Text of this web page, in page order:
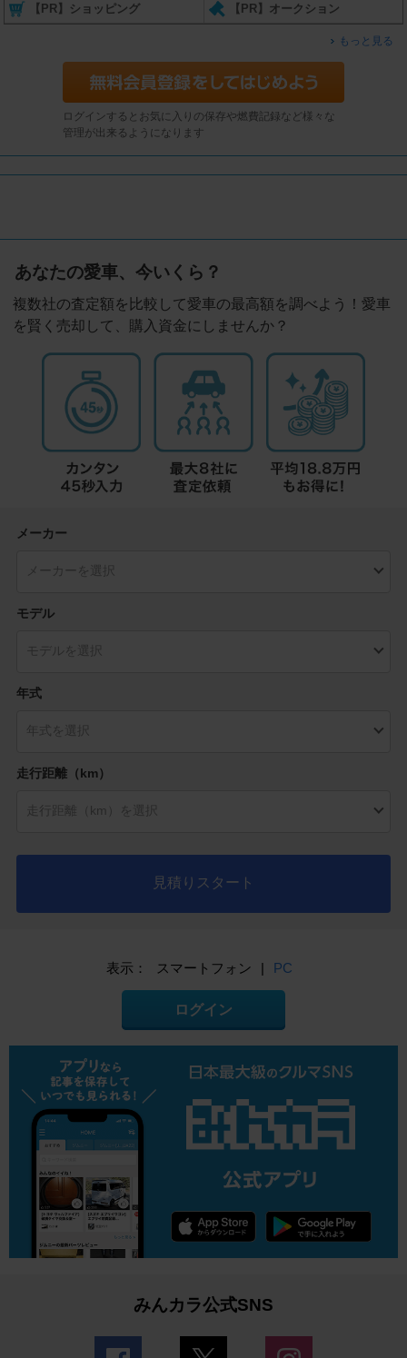
【PR】ショッピング 【PR】オークション
もっと見る
ログインするとお気に入りの保存や燃費記録など様々な
管理が出来るようになります
あなたの愛車、今いくら？
複数社の査定額を比較して愛車の最高額を調べよう！愛車
を賢く売却して、購入資金にしませんか？
メーカー
モデル
年式
走行距離（km）
見積りスタート
表示： スマートフォン | PC
ログイン
みんカラ公式SNS